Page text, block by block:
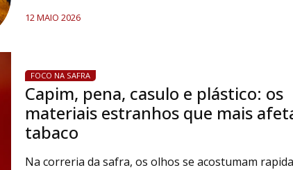
12 MAIO 2026
FOCO NA SAFRA
Capim, pena, casulo e plástico: os
materiais estranhos que mais
tabaco
Na correria da safra, os olhos se acostumam